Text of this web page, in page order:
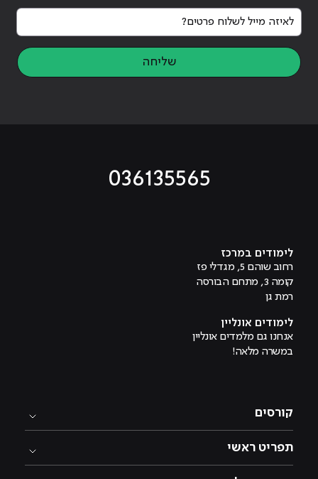
לאיזה מייל לשלוח פרטים?
שליחה
036135565
לימודים במרכז
רחוב שוהם 5, מגדלי פז
קומה 3, מתחם הבורסה
רמת גן
לימודים אונליין
אנחנו גם מלמדים אונליין
במשרה מלאה!
קורסים
תפריט ראשי